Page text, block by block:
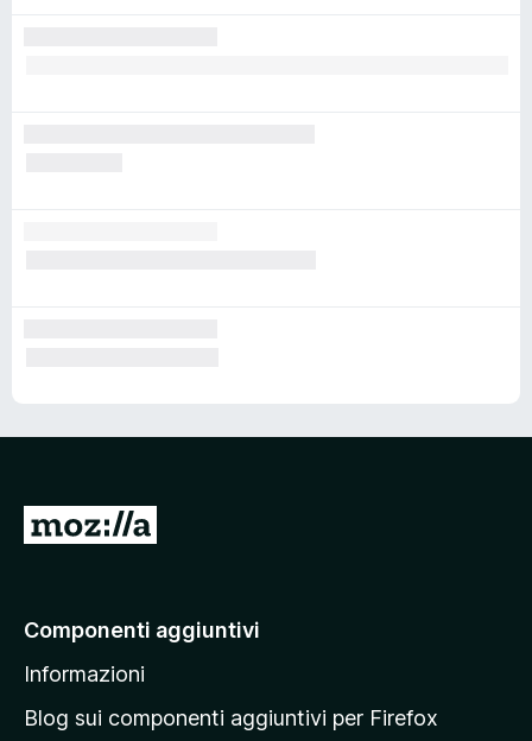
V
a
l
a
Componenti aggiuntivi
Informazioni
Blog sui componenti aggiuntivi per Firefox